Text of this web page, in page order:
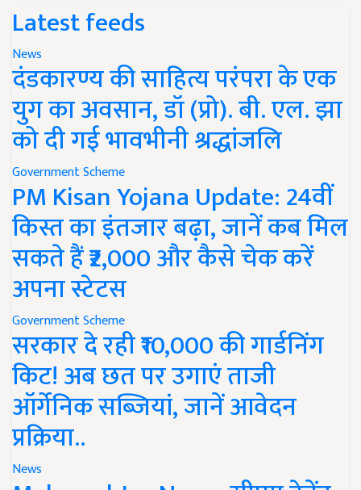
Latest feeds
News
दंडकारण्य की साहित्य परंपरा के एक
युग का अवसान, डॉ (प्रो). बी. एल. झा
को दी गई भावभीनी श्रद्धांजलि
Government Scheme
PM Kisan Yojana Update: 24वीं
किस्त का इंतजार बढ़ा, जानें कब मिल
सकते हैं ₹2,000 और कैसे चेक करें
अपना स्टेटस
Government Scheme
सरकार दे रही ₹10,000 की गार्डनिंग
किट! अब छत पर उगाएं ताजी
ऑर्गेनिक सब्जियां, जानें आवेदन
प्रक्रिया..
News